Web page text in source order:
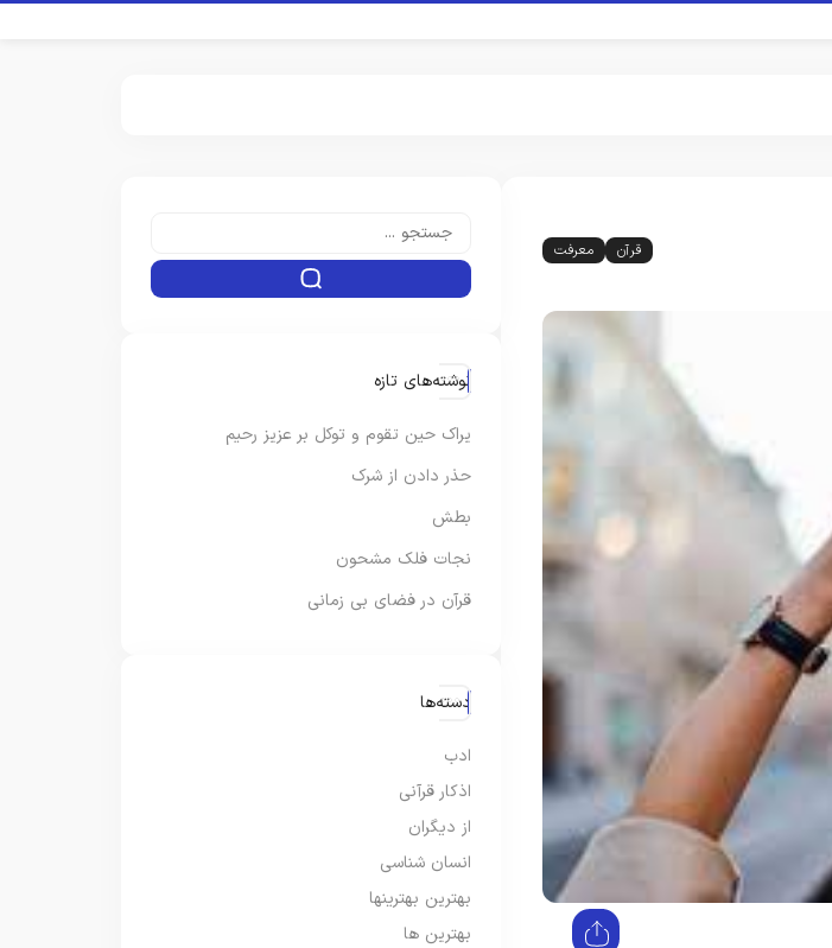
قرآن معرفت
نوشته‌های تازه
یراک حین تقوم و توکل بر عزیز رحیم
حذر دادن از شرک
بطش
نجات فلک مشحون
قرآن در فضای بی زمانی
دسته‌ها
ادب
اذکار قرآنی
از دیگران
انسان شناسی
بهترین بهترینها
بهترین ها